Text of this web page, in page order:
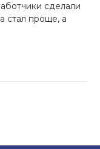
сделали
стал проще, а